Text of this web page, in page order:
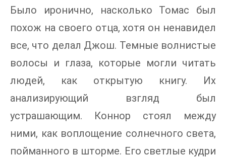
Было иронично, насколько Томас был
похож на своего отца, хотя он ненавидел
все, что делал Джош. Темные волнистые
волосы и глаза, которые могли читать
людей, как открытую книгу. Их
анализирующий взгляд был
устрашающим. Коннор стоял между
ними, как воплощение солнечного света,
пойманного в шторме. Его светлые кудри